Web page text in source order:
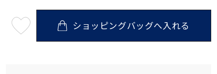
08
ショッピングバッグへ入れる